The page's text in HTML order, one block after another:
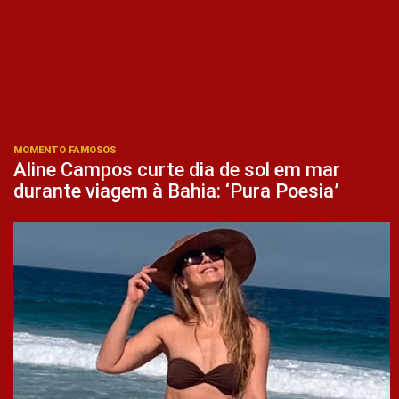
MOMENTO FAMOSOS
Aline Campos curte dia de sol em mar
durante viagem à Bahia: ‘Pura Poesia’